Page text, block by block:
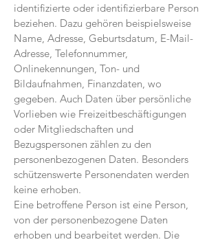
identifizierte oder identifizierbare Person
beziehen. Dazu gehören beispielsweise
Name, Adresse, Geburtsdatum, E-Mail-
Adresse, Telefonnummer,
Onlinekennungen, Ton- und
Bildaufnahmen, Finanzdaten, wo
gegeben. Auch Daten über persönliche
Vorlieben wie Freizeitbeschäftigungen
oder Mitgliedschaften und
Bezugspersonen zählen zu den
personenbezogenen Daten. Besonders
schützenswerte Personendaten werden
keine erhoben.
Eine betroffene Person ist eine Person,
von der personenbezogene Daten
erhoben und bearbeitet werden. Die